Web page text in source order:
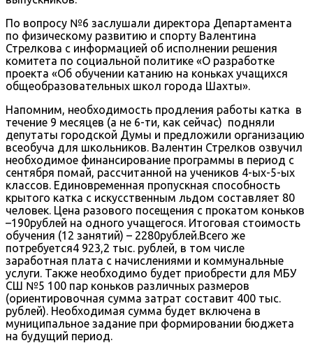
По вопросу №6 заслушали директора Департамента
по физическому развитию и спорту Валентина
Стрелкова с информацией об исполнении решения
комитета по социальной политике «О разработке
проекта «Об обучении катанию на коньках учащихся
общеобразовательных школ города Шахты».
Напомним, необходимость продления работы катка в
течение 9 месяцев (а не 6-ти, как сейчас) подняли
депутаты городской Думы и предложили организацию
всеобуча для школьников. Валентин Стрелков озвучил
необходимое финансирование программы в период с
сентября помай, рассчитанной на учеников 4-ых-5-ых
классов. Единовременная пропускная способность
крытого катка с искусственным льдом составляет 80
человек. Цена разового посещения с прокатом коньков
–190рублей на одного учащегося. Итоговая стоимость
обучения (12 занятий) – 2280рублей.Всего же
потребуется4 923,2 тыс. рублей, в том числе
заработная плата с начислениями и коммунальные
услуги. Также необходимо будет приобрести для МБУ
СШ №5 100 пар коньков различных размеров
(ориентировочная сумма затрат составит 400 тыс.
рублей). Необходимая сумма будет включена в
муниципальное задание при формировании бюджета
на будущий период.